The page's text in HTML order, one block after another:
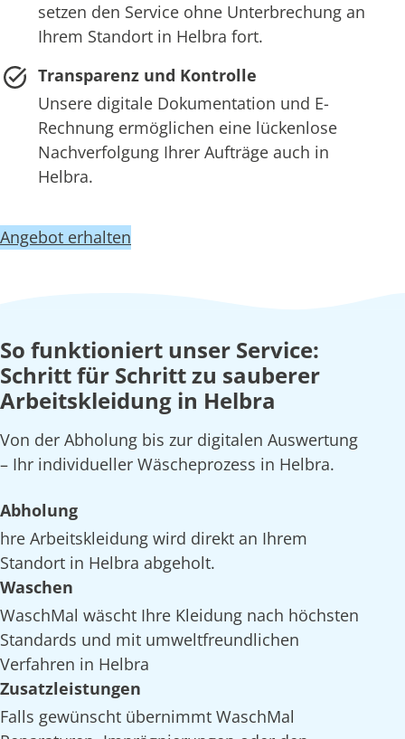
setzen den Service ohne Unterbrechung an
Ihrem Standort in Helbra fort.
Transparenz und Kontrolle
Unsere digitale Dokumentation und E-
Rechnung ermöglichen eine lückenlose
Nachverfolgung Ihrer Aufträge auch in
Helbra.
Angebot erhalten
So funktioniert unser Service:
Schritt für Schritt zu sauberer
Arbeitskleidung in Helbra
Von der Abholung bis zur digitalen Auswertung
– Ihr individueller Wäscheprozess in Helbra.
Abholung
hre Arbeitskleidung wird direkt an Ihrem
Standort in Helbra abgeholt.
Waschen
WaschMal wäscht Ihre Kleidung nach höchsten
Standards und mit umweltfreundlichen
Verfahren in Helbra
Zusatzleistungen
Falls gewünscht übernimmt WaschMal